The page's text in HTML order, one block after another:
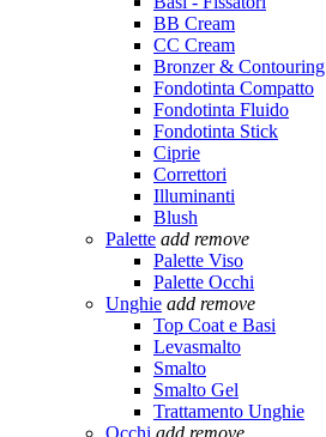
BB Cream
CC Cream
Bronzer & Contouring
Fondotinta Compatto
Fondotinta Fluido
Fondotinta Stick
Ciprie
Correttori
Illuminanti
Blush
Palette add remove
Palette Viso
Palette Occhi
Unghie add remove
Top Coat e Basi
Levasmalto
Smalto
Smalto Gel
Trattamento Unghie
Occhi add remove